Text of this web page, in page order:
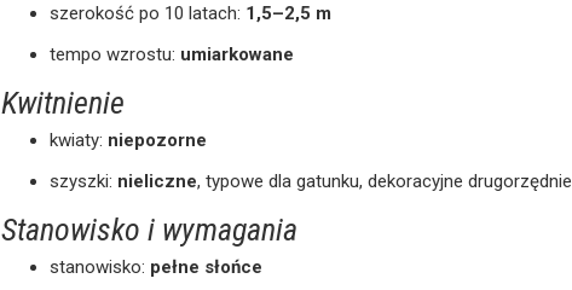
szerokość po 10 latach: 1,5–2,5 m
tempo wzrostu: umiarkowane
Kwitnienie
kwiaty: niepozorne
szyszki: nieliczne, typowe dla gatunku, dekoracyjne drugorzędnie
Stanowisko i wymagania
stanowisko: pełne słońce